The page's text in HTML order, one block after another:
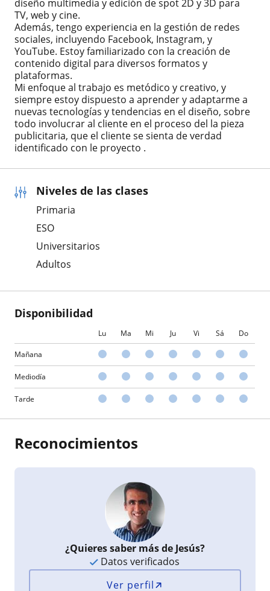
Niveles de las clases
Primaria
ESO
Universitarios
Adultos
Disponibilidad
Lu Ma Mi Ju Vi Sá Do
Mañana
Mediodía
Tarde
diseño multimedia y edición de spot 2D y 3D para
TV, web y cine.
Además, tengo experiencia en la gestión de redes
sociales, incluyendo Facebook, Instagram, y
YouTube. Estoy familiarizado con la creación de
contenido digital para diversos formatos y
plataformas.
Mi enfoque al trabajo es metódico y creativo, y
siempre estoy dispuesto a aprender y adaptarme a
nuevas tecnologías y tendencias en el diseño, sobre
todo involucrar al cliente en el proceso del la pieza
publicitaria, que el cliente se sienta de verdad
identificado con le proyecto .
Reconocimientos
¿Quieres saber más de Jesús?
Datos verificados
Ver perfil